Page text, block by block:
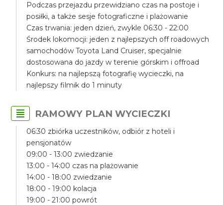
Podczas przejazdu przewidziano czas na postoje i
posiłki, a także sesje fotograficzne i plażowanie
Czas trwania: jeden dzień, zwykle 06:30 - 22:00
Środek lokomocji: jeden z najlepszych off roadowych
samochodów Toyota Land Cruiser, specjalnie
dostosowana do jazdy w terenie górskim i offroad
Konkurs: na najlepszą fotografię wycieczki, na
najlepszy filmik do 1 minuty
RAMOWY PLAN WYCIECZKI
06:30 zbiórka uczestników, odbiór z hoteli i
pensjonatów
09:00 - 13:00 zwiedzanie
13:00 - 14:00 czas na plażowanie
14:00 - 18:00 zwiedzanie
18:00 - 19:00 kolacja
19:00 - 21:00 powrót